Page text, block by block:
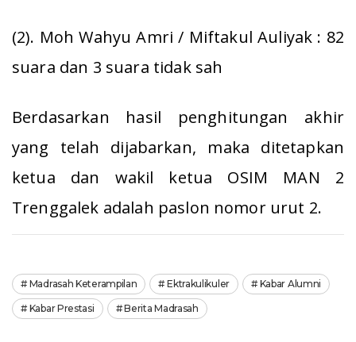
(2). Moh Wahyu Amri / Miftakul Auliyak : 82
suara dan 3 suara tidak sah
Berdasarkan hasil penghitungan akhir
yang telah dijabarkan, maka ditetapkan
ketua dan wakil ketua OSIM MAN 2
Trenggalek adalah paslon nomor urut 2.
Madrasah Keterampilan Ektrakulikuler Kabar Alumni
Kabar Prestasi Berita Madrasah